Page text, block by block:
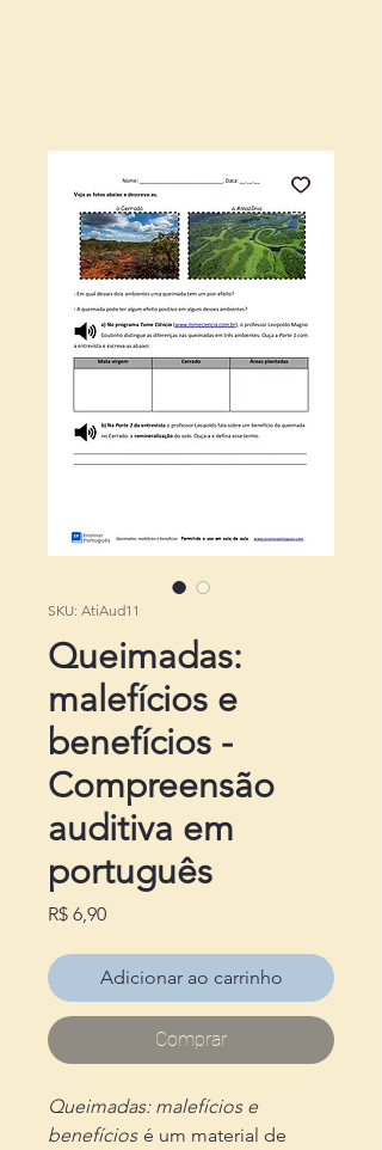
SKU: AtiAud11
Queimadas:
malefícios e
benefícios -
Compreensão
auditiva em
português
R$ 6,90Preço
Adicionar ao carrinho
Comprar
Queimadas: malefícios e
benefícios é um material de